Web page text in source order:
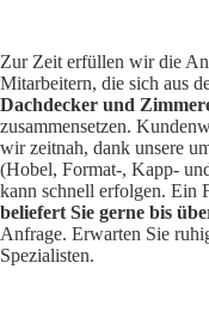
Zur Zeit erfüllen wir die
Mitarbeitern, die sich aus
Dachdecker und
zusammensetzen.
wir zeitnah, dank unsere
(Hobel, Format-, Kapp-
kann schnell erfolgen. Ein
beliefert Sie gerne bis
Anfrage. Erwarten Sie
Spezialisten.